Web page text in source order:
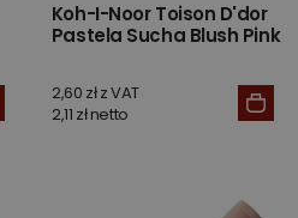
Koh-I-Noor Toison D'dor
Pastela Sucha Blush Pink
2,60 zł z VAT
2,11 zł netto